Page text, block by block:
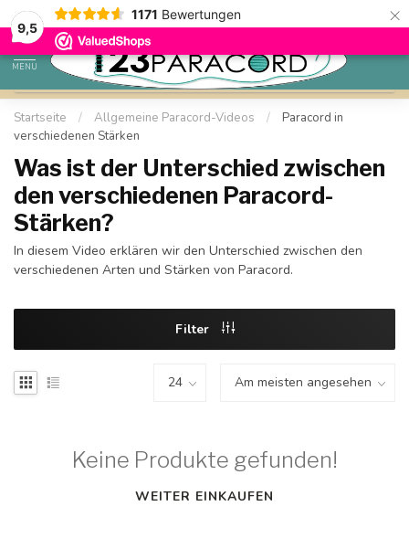
9,5
1171 Bewertungen ×
Kostenlose Lieferung nach Hause ab 150 €
MENU
Startseite / Allgemeine Paracord-Videos /
Paracord in
verschiedenen Stärken
Was ist der Unterschied zwischen
den verschiedenen Paracord-
Stärken?
In diesem Video erklären wir den Unterschied zwischen den
verschiedenen Arten und Stärken von Paracord.
Filter
Keine Produkte gefunden!
WEITER EINKAUFEN